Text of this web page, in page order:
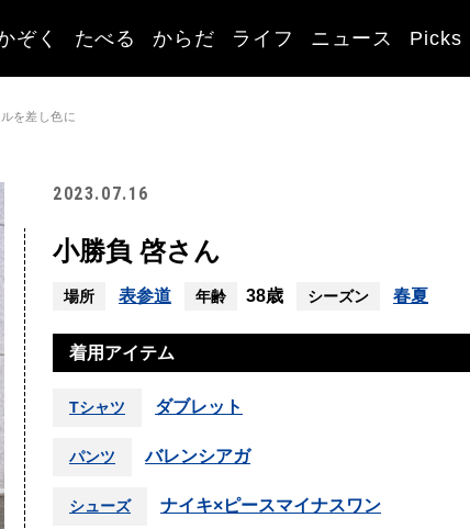
ぞく たべる からだ ライフ ニュース Picks
を差し色に
2023.07.16
小勝負 啓さん
場所 表参道 年齢 38歳 シーズン 春夏
着用アイテム
Tシャツ ダブレット
パンツ バレンシアガ
シューズ ナイキ×ピースマイナスワン